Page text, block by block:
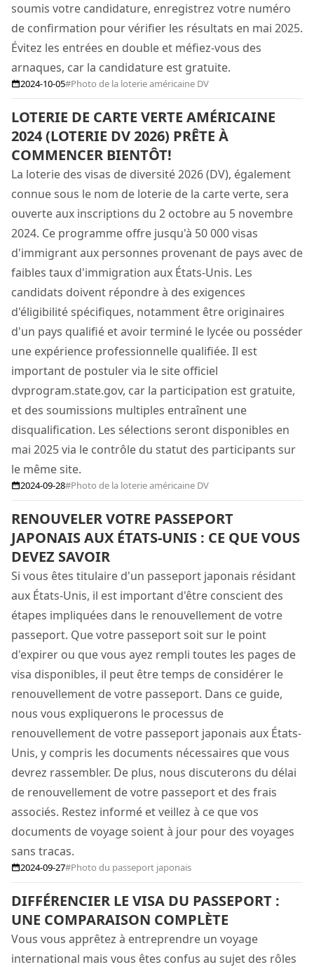
soumis votre candidature, enregistrez votre numéro
de confirmation pour vérifier les résultats en mai 2025.
Évitez les entrées en double et méfiez-vous des
arnaques, car la candidature est gratuite.
2024-10-05#Photo de la loterie américaine DV
LOTERIE DE CARTE VERTE AMÉRICAINE
2024 (LOTERIE DV 2026) PRÊTE À
COMMENCER BIENTÔT!
La loterie des visas de diversité 2026 (DV), également
connue sous le nom de loterie de la carte verte, sera
ouverte aux inscriptions du 2 octobre au 5 novembre
2024. Ce programme offre jusqu'à 50 000 visas
d'immigrant aux personnes provenant de pays avec de
faibles taux d'immigration aux États-Unis. Les
candidats doivent répondre à des exigences
d'éligibilité spécifiques, notamment être originaires
d'un pays qualifié et avoir terminé le lycée ou posséder
une expérience professionnelle qualifiée. Il est
important de postuler via le site officiel
dvprogram.state.gov, car la participation est gratuite,
et des soumissions multiples entraînent une
disqualification. Les sélections seront disponibles en
mai 2025 via le contrôle du statut des participants sur
le même site.
2024-09-28#Photo de la loterie américaine DV
RENOUVELER VOTRE PASSEPORT
JAPONAIS AUX ÉTATS-UNIS : CE QUE VOUS
DEVEZ SAVOIR
Si vous êtes titulaire d'un passeport japonais résidant
aux États-Unis, il est important d'être conscient des
étapes impliquées dans le renouvellement de votre
passeport. Que votre passeport soit sur le point
d'expirer ou que vous ayez rempli toutes les pages de
visa disponibles, il peut être temps de considérer le
renouvellement de votre passeport. Dans ce guide,
nous vous expliquerons le processus de
renouvellement de votre passeport japonais aux États-
Unis, y compris les documents nécessaires que vous
devrez rassembler. De plus, nous discuterons du délai
de renouvellement de votre passeport et des frais
associés. Restez informé et veillez à ce que vos
documents de voyage soient à jour pour des voyages
sans tracas.
2024-09-27#Photo du passeport japonais
DIFFÉRENCIER LE VISA DU PASSEPORT :
UNE COMPARAISON COMPLÈTE
Vous vous apprêtez à entreprendre un voyage
international mais vous êtes confus au sujet des rôles